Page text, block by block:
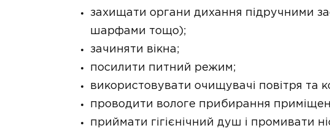
захищати органи дихання підручними
шарфами тощо);
зачиняти вікна;
посилити питний режим;
використовувати очищувачі повітря та
проводити вологе прибирання
приймати гігієнічний душ і промивати